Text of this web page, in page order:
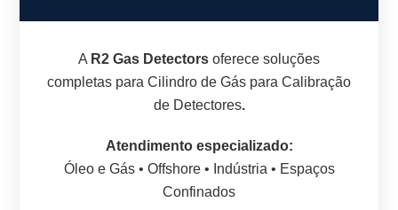
A R2 Gas Detectors oferece soluções
completas para Cilindro de Gás para Calibração
de Detectores.
Atendimento especializado:
Óleo e Gás • Offshore • Indústria • Espaços
Confinados